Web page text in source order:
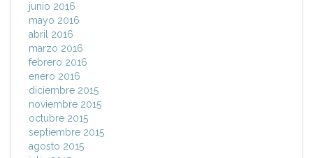
junio 2016
mayo 2016
abril 2016
marzo 2016
febrero 2016
enero 2016
diciembre 2015
noviembre 2015
octubre 2015
septiembre 2015
agosto 2015